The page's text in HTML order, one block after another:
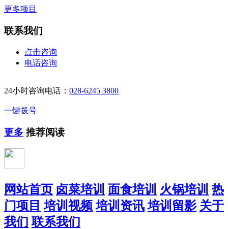
更多项目
联系我们
点击咨询
电话咨询
24小时咨询电话： 028-6245 3800
一键拨号
更多 推荐阅读
网站首页 卤菜培训 面食培训 火锅培训 热
门项目 培训视频 培训资讯 培训留影 关于
我们 联系我们